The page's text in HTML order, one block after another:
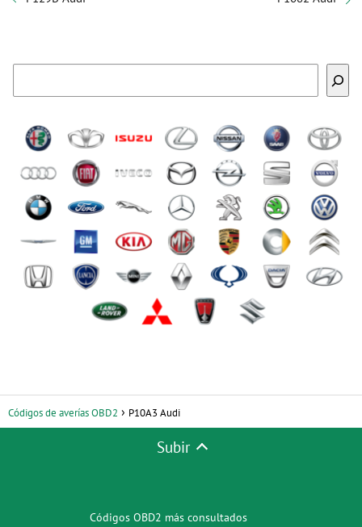
Códigos de averías OBD2 P10A3 Audi
Subir
Códigos OBD2 más consultados